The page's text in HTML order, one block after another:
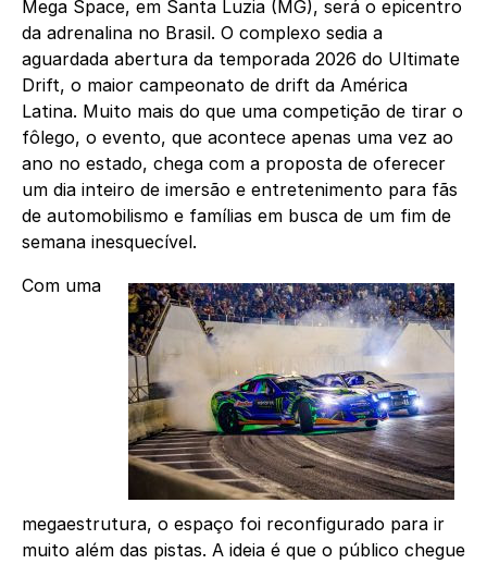
Mega Space, em Santa Luzia (MG), será o epicentro
da adrenalina no Brasil. O complexo sedia a
aguardada abertura da temporada 2026 do Ultimate
Drift, o maior campeonato de drift da América
Latina. Muito mais do que uma competição de tirar o
fôlego, o evento, que acontece apenas uma vez ao
ano no estado, chega com a proposta de oferecer
um dia inteiro de imersão e entretenimento para fãs
de automobilismo e famílias em busca de um fim de
semana inesquecível.
Com uma
megaestrutura, o espaço foi reconfigurado para ir
muito além das pistas. A ideia é que o público chegue